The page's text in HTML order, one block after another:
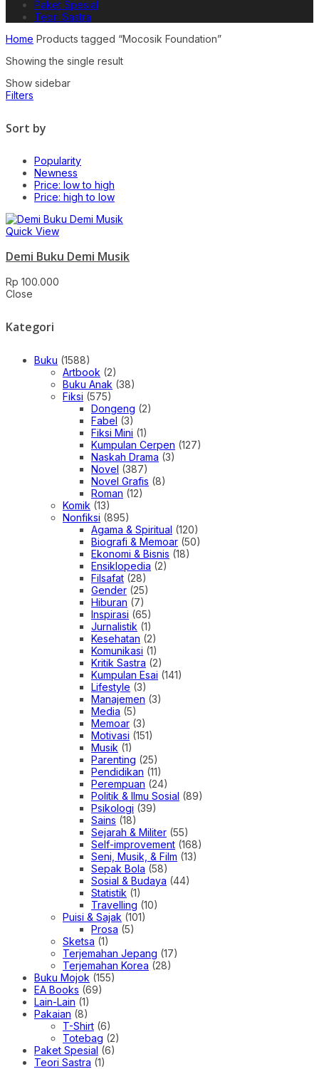
Paket Spesial
Teori Sastra
Home Products tagged “Mocosik Foundation”
Showing the single result
Show sidebar
Filters
Sort by
Popularity
Newness
Price: low to high
Price: high to low
Quick View
Demi Buku Demi Musik
Rp 100.000
Close
Kategori
Buku (1588)
Artbook (2)
Buku Anak (38)
Fiksi (575)
Dongeng (2)
Fabel (3)
Fiksi Mini (1)
Kumpulan Cerpen (127)
Naskah Drama (3)
Novel (387)
Novel Grafis (8)
Roman (12)
Komik (13)
Nonfiksi (895)
Agama & Spiritual (120)
Biografi & Memoar (50)
Ekonomi & Bisnis (18)
Ensiklopedia (2)
Filsafat (28)
Gender (25)
Hiburan (7)
Inspirasi (65)
Jurnalistik (1)
Kesehatan (2)
Komunikasi (1)
Kritik Sastra (2)
Kumpulan Esai (141)
Lifestyle (3)
Manajemen (3)
Media (5)
Memoar (3)
Motivasi (151)
Musik (1)
Parenting (25)
Pendidikan (11)
Perempuan (24)
Politik & Ilmu Sosial (89)
Psikologi (39)
Sains (18)
Sejarah & Militer (55)
Self-improvement (168)
Seni, Musik, & Film (13)
Sepak Bola (58)
Sosial & Budaya (44)
Statistik (1)
Travelling (10)
Puisi & Sajak (101)
Prosa (5)
Sketsa (1)
Terjemahan Jepang (17)
Terjemahan Korea (28)
Buku Mojok (155)
EA Books (69)
Lain-Lain (1)
Pakaian (8)
T-Shirt (6)
Totebag (2)
Paket Spesial (6)
Teori Sastra (1)